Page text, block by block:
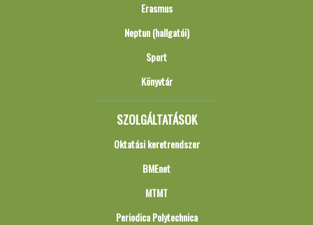
Erasmus
Neptun (hallgatói)
Sport
Könyvtár
SZOLGÁLTATÁSOK
Oktatási keretrendszer
BMEnet
MTMT
Periodica Polytechnica